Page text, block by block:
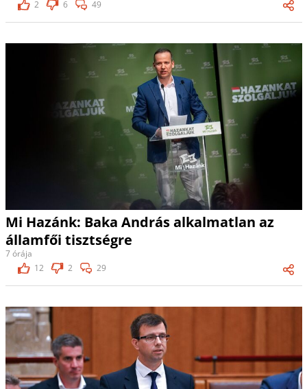
2 6 49
Mi Hazánk: Baka András alkalmatlan az
államfői tisztségre
7 órája
12
2 29